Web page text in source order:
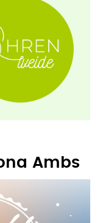
Ambs